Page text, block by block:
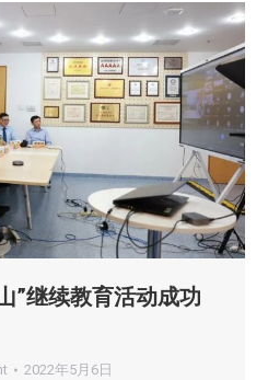
”继续教育活动成功
2022年5月6日